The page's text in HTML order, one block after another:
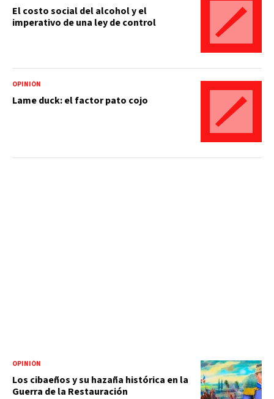
El costo social del alcohol y el
imperativo de una ley de control
OPINIÓN
Lame duck: el factor pato cojo
OPINIÓN
Los cibaeños y su hazaña histórica en la
Guerra de la Restauración